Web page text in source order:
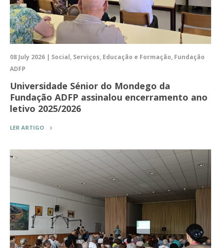
08 July 2026 | Social, Serviços, Educação e Formação, Fundação
ADFP
Universidade Sénior do Mondego da
Fundação ADFP assinalou encerramento ano
letivo 2025/2026
LER ARTIGO